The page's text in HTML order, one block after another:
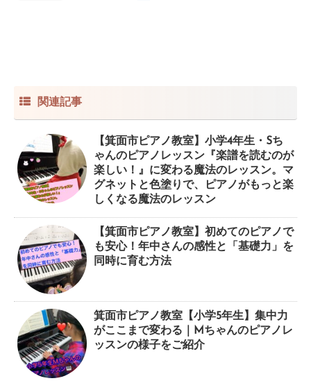
関連記事
【箕面市ピアノ教室】小学4年生・Sち
ゃんのピアノレッスン『楽譜を読むのが
楽しい！』に変わる魔法のレッスン。マ
グネットと色塗りで、ピアノがもっと楽
しくなる魔法のレッスン
【箕面市ピアノ教室】初めてのピアノで
も安心！年中さんの感性と「基礎力」を
同時に育む方法
箕面市ピアノ教室【小学5年生】集中力
がここまで変わる｜Mちゃんのピアノレ
ッスンの様子をご紹介